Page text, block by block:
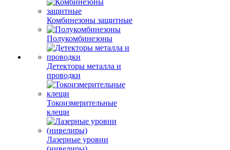
Комбинезоны защитные
Полукомбинезоны
Детекторы металла и
проводки
Токоизмерительные
клещи
Лазерные уровни